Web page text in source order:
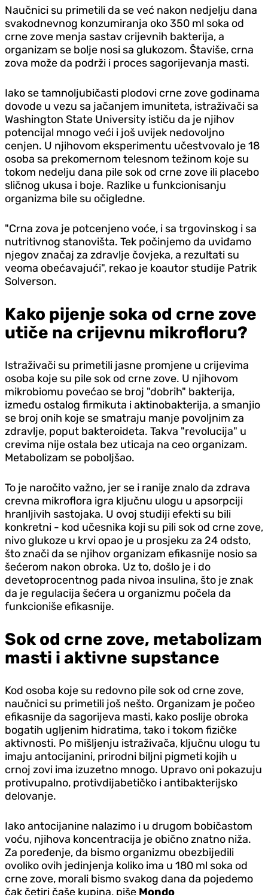
Naučnici su primetili da se već nakon ned‌jelju dana
svakodnevnog konzumiranja oko 350 ml soka od
crne zove menja sastav crijevnih bakterija, a
organizam se bolje nosi sa glukozom. Štaviše, crna
zova može da podrži i proces sagorijevanja masti.
Iako se tamnoljubičasti plodovi crne zove godinama
dovode u vezu sa jačanjem imuniteta, istraživači sa
Washington State University ističu da je njihov
potencijal mnogo veći i još uvijek nedovoljno
cenjen. U njihovom eksperimentu učestvovalo je 18
osoba sa prekomernom telesnom težinom koje su
tokom nedelju dana pile sok od crne zove ili placebo
sličnog ukusa i boje. Razlike u funkcionisanju
organizma bile su očigledne.
"Crna zova je potcenjeno voće, i sa trgovinskog i sa
nutritivnog stanovišta. Tek počinjemo da uviđamo
njegov značaj za zdravlje čovjeka, a rezultati su
veoma obećavajući", rekao je koautor studije Patrik
Solverson.
Kako pijenje soka od crne zove
utiče na crijevnu mikrofloru?
Istraživači su primetili jasne promjene u crijevima
osoba koje su pile sok od crne zove. U njihovom
mikrobiomu povećao se broj "dobrih" bakterija,
između ostalog firmikuta i aktinobakterija, a smanjio
se broj onih koje se smatraju manje povoljnim za
zdravlje, poput bakteroideta. Takva "revolucija" u
crevima nije ostala bez uticaja na ceo organizam.
Metabolizam se poboljšao.
To je naročito važno, jer se i ranije znalo da zdrava
crevna mikroflora igra ključnu ulogu u apsorpciji
hranljivih sastojaka. U ovoj studiji efekti su bili
konkretni - kod učesnika koji su pili sok od crne zove,
nivo glukoze u krvi opao je u prosjeku za 24 odsto,
što znači da se njihov organizam efikasnije nosio sa
šećerom nakon obroka. Uz to, došlo je i do
devetoprocentnog pada nivoa insulina, što je znak
da je regulacija šećera u organizmu počela da
funkcioniše efikasnije.
Sok od crne zove, metabolizam
masti i aktivne supstance
Kod osoba koje su redovno pile sok od crne zove,
naučnici su primetili još nešto. Organizam je počeo
efikasnije da sagorijeva masti, kako poslije obroka
bogatih ugljenim hidratima, tako i tokom fizičke
aktivnosti. Po mišljenju istraživača, ključnu ulogu tu
imaju antocijanini, prirodni biljni pigmeti kojih u
crnoj zovi ima izuzetno mnogo. Upravo oni pokazuju
protivupalno, protivdijabetičko i antibakterijsko
delovanje.
Iako antocijanine nalazimo i u drugom bobičastom
voću, njihova koncentracija je obično znatno niža.
Za poređenje, da bismo organizmu obezbijedili
ovoliko ovih jedinjenja koliko ima u 180 ml soka od
crne zove, morali bismo svakog dana da pojedemo
čak četiri čaše kupina, piše Mondo